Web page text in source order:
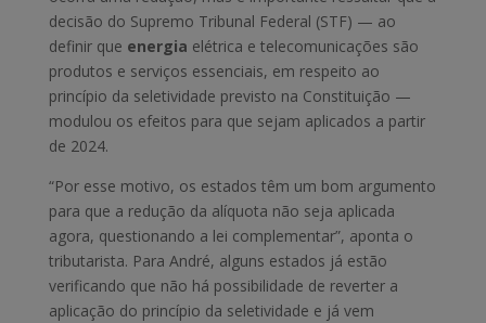
decisão do Supremo Tribunal Federal (STF) — ao
definir que energia elétrica e telecomunicações são
produtos e serviços essenciais, em respeito ao
princípio da seletividade previsto na Constituição —
modulou os efeitos para que sejam aplicados a partir
de 2024.
“Por esse motivo, os estados têm um bom argumento
para que a redução da alíquota não seja aplicada
agora, questionando a lei complementar”, aponta o
tributarista. Para André, alguns estados já estão
verificando que não há possibilidade de reverter a
aplicação do princípio da seletividade e já vem